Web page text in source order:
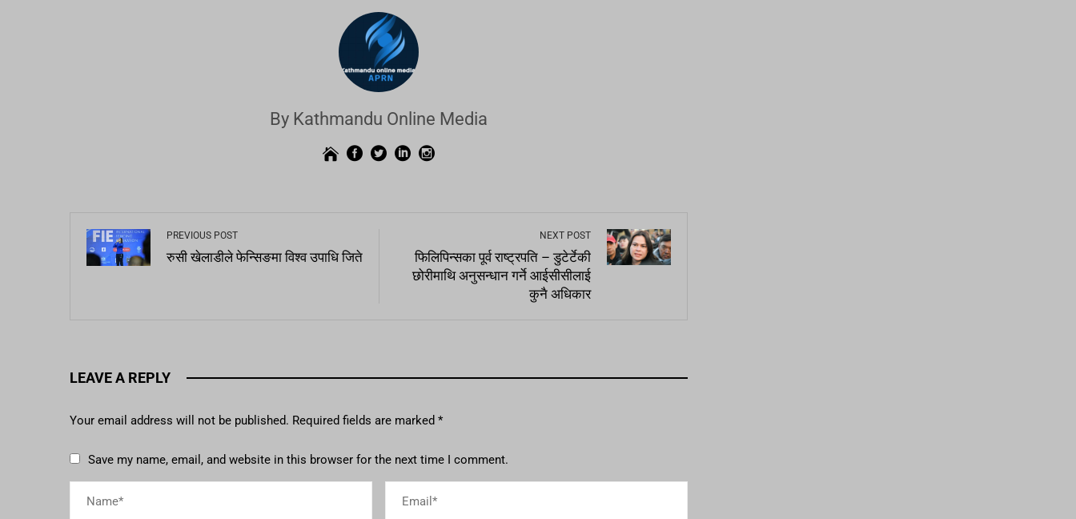
By Kathmandu Online Media
PREVIOUS POST
रुसी खेलाडीले फेन्सिङमा विश्व उपाधि जिते
NEXT POST
फिलिपिन्सका पूर्व राष्ट्रपति – डुटेर्टेकी
छोरीमाथि अनुसन्धान गर्ने आईसीसीलाई
कुनै अधिकार
LEAVE A REPLY
Your email address will not be published. Required fields are marked *
Save my name, email, and website in this browser for the next time I comment.